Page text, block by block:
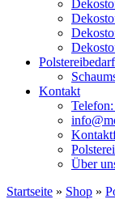
Polstereibedarf
Kontakt
Über
Startseite » Shop »